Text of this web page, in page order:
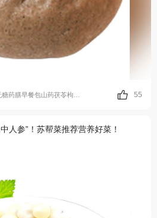
55
人参”！苏帮菜推荐营养好菜！